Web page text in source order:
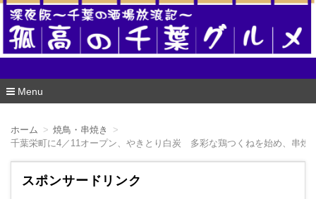
酒場版 孤高の千葉グルメ
Menu
ホーム
焼鳥・串焼き
千葉栄町に4／11オープン、やきとり白炭 多彩な鶏つくねを始め、串焼
スポンサードリンク